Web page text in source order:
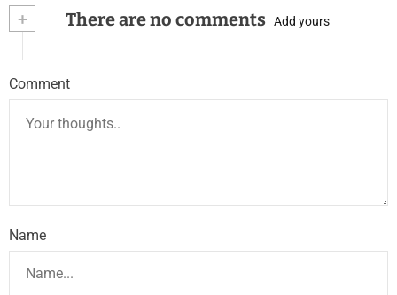
+ There are no comments Add yours
Comment
Name